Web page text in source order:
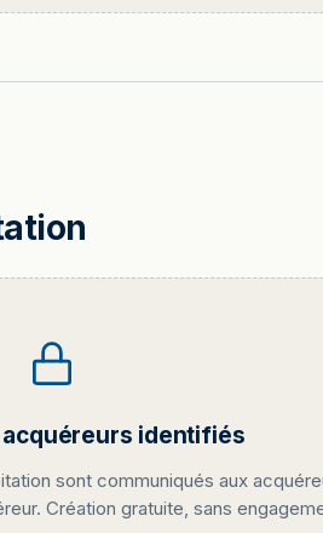
acquéreurs identifiés
sont communiqués aux
Création gratuite, sans